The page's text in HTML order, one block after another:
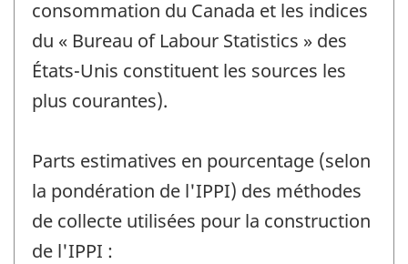
consommation du Canada et les indices
du « Bureau of Labour Statistics » des
États-Unis constituent les sources les
plus courantes).
Parts estimatives en pourcentage (selon
la pondération de l'IPPI) des méthodes
de collecte utilisées pour la construction
de l'IPPI :